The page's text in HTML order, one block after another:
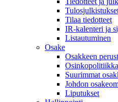
Tilaa tiedotteet
IR-kalenteri ja
Listautuminen
Osake
Osakkeen
Osinkopolitiikka
Suurimmat
Johdon
Liputukset